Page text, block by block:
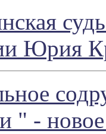
Юрия
" -